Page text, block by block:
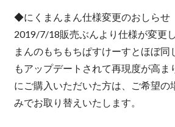
◆にくまんまん仕様変更のおしらせ
2019/7/18販売ぶんより仕様が変更
まんのもちもちぱすけーすとほぼ同
もアップデートされて再現度が高ま
にご購入いただいた方は、ご希望の
みでお取り替えいたします。